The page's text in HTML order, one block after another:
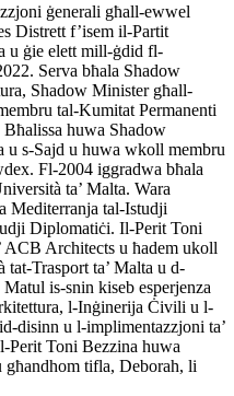
ġenerali għall-ewwel
Distrett f’isem il-Partit
u ġie elett mill-ġdid fl-
Serva bħala Shadow
Shadow Minister għall-
tal-Kumitat Permanenti
huwa Shadow
s-Sajd u huwa wkoll membru
Fl-2004 iggradwa bħala
ta’ Malta. Wara
Mediterranja tal-Istudji
Diplomatiċi. Il-Perit Toni
ACB Architects u ħadem ukoll
Trasport ta’ Malta u d-
is-snin kiseb esperjenza
l-Inġinerija Ċivili u l-
disinn u l-implimentazzjoni ta’
Perit Toni Bezzina huwa
għandhom tifla, Deborah, li